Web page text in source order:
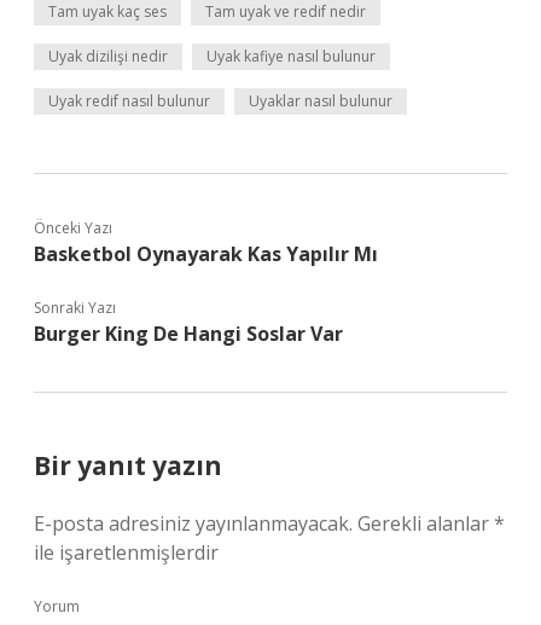
Tam uyak kaç ses Tam uyak ve redif nedir
Uyak dizilişi nedir Uyak kafiye nasıl bulunur
Uyak redif nasıl bulunur Uyaklar nasıl bulunur
Önceki Yazı
Basketbol Oynayarak Kas Yapılır Mı
Sonraki Yazı
Burger King De Hangi Soslar Var
Bir yanıt yazın
E-posta adresiniz yayınlanmayacak. Gerekli alanlar*
ile işaretlenmişlerdir
Yorum